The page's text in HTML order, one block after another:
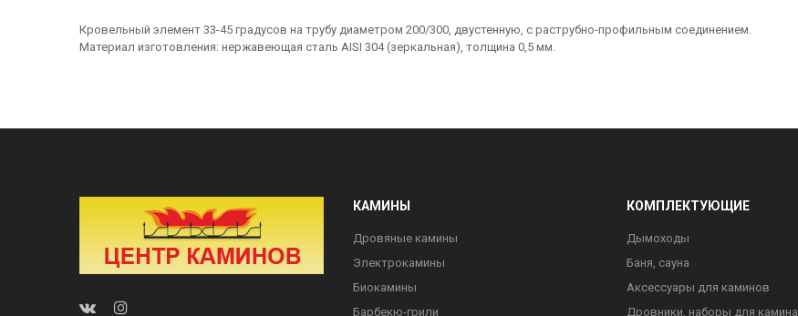
Кровельный элемент 33-45 градусов на трубу диаметром 200/300, двустенную, с раструбно-профильным соединением.
Материал изготовления: нержавеющая сталь AISI 304 (зеркальная), толщина 0,5 мм.
КАМИНЫ
Дровяные камины
Электрокамины
Биокамины
Барбекю-грили
КОМПЛЕКТУЮЩИЕ
Дымоходы
Баня, сауна
Аксессуары для каминов
Дровники, наборы для камина